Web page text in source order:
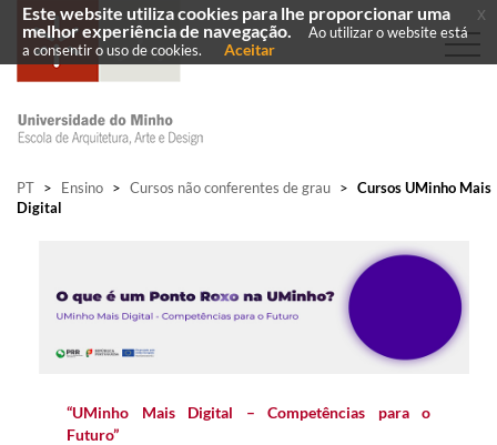
PT > Ensino > Cursos não conferentes de grau > Cursos UMinho Mais
Digital
“UMinho Mais Digital – Competências para o
Futuro”
Este website utiliza cookies para lhe proporcionar uma
melhor experiência de navegação.
Ao utilizar o website está
a consentir o uso de cookies.
Aceitar
x